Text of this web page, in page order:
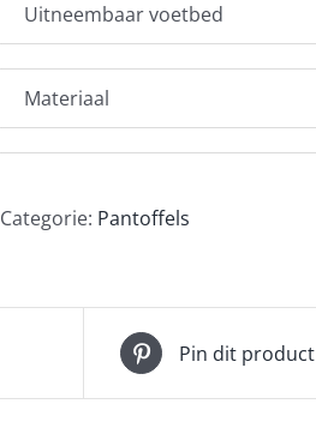
Uitneembaar voetbed
Materiaal
Categorie: Pantoffels
Pin dit product